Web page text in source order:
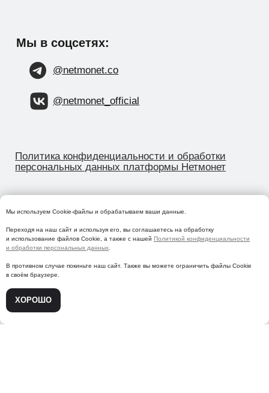
Мы используем Сookie-файлы и обрабатываем ваши данные.
Переходя на наш сайт и используя его, вы соглашаетесь на обработку
и использование файлов Cookie, а также с нашей Политикой конфиденциальности
и обработки персональных данных.
В противном случае покиньте наш сайт. Также вы можете ограничить файлы Cookie
в своём браузере.
ХОРОШО